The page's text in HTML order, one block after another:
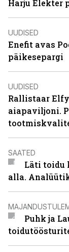
Harju Elekter
UUDISED
Enefit avas
päikesepargi
UUDISED
Rallistaar
aiapaviljoni.
SAATED
Läti toidu
alla.
Puhk ja